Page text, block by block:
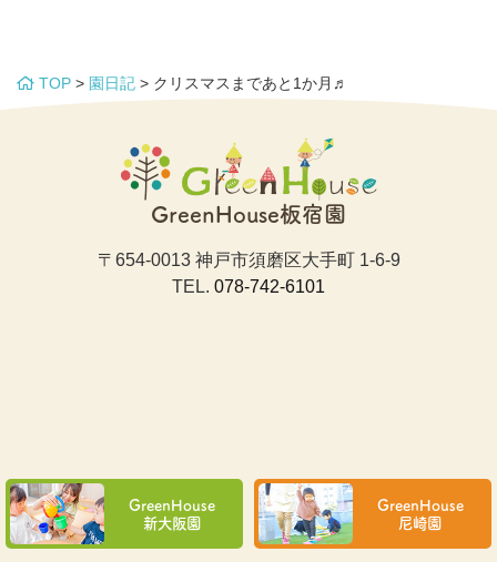
TOP > 園日記 > クリスマスまであと1か月♬
GreenHouse板宿園
〒654-0013 神戸市須磨区大手町 1-6-9
TEL. 078-742-6101
GreenHouse
新大阪園
GreenHouse
尼崎園